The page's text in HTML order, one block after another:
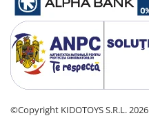
Manusi bicicleta
Pantofi ciclism
Imbracaminte ciclism barbati
Imbracaminte ciclism dama
©Copyright KIDOTOYS S.R.L. 2026